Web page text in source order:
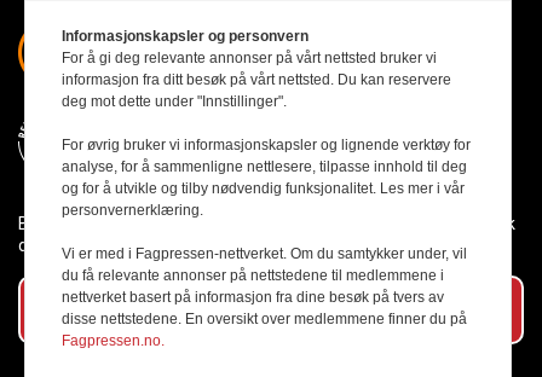
Byggmesteren følger Vær Varsom-plakaten og presseetikken slik
den er nedfelt i Redaktørplakaten.
Abonner på vårt nyhetsbrev
Informasjonskapsler og personvern
For å gi deg relevante annonser på vårt nettsted bruker vi
informasjon fra ditt besøk på vårt nettsted. Du kan reservere
deg mot dette under "Innstillinger".
For øvrig bruker vi informasjonskapsler og lignende verktøy for
analyse, for å sammenligne nettlesere, tilpasse innhold til deg
og for å utvikle og tilby nødvendig funksjonalitet. Les mer i vår
personvernerklæring.
Vi er med i Fagpressen-nettverket. Om du samtykker under, vil
du få relevante annonser på nettstedene til medlemmene i
nettverket basert på informasjon fra dine besøk på tvers av
disse nettstedene. En oversikt over medlemmene finner du på
Fagpressen.no.